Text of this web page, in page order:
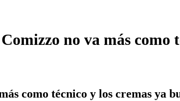
no va más como
como técnico y los cremas ya